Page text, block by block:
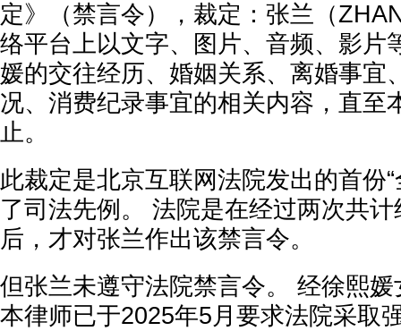
定》（禁言令），裁定：张兰（
络平台上以文字、图片、音频、影片
媛的交往经历、婚姻关系、离婚事宜
况、消费纪录事宜的相关内容，直至
止。
此裁定是北京互联网法院发出的首份
了司法先例。 法院是在经过两次共
后，才对张兰作出该禁言令。
但张兰未遵守法院禁言令。 经徐熙
本律师已于2025年5月要求法院采取